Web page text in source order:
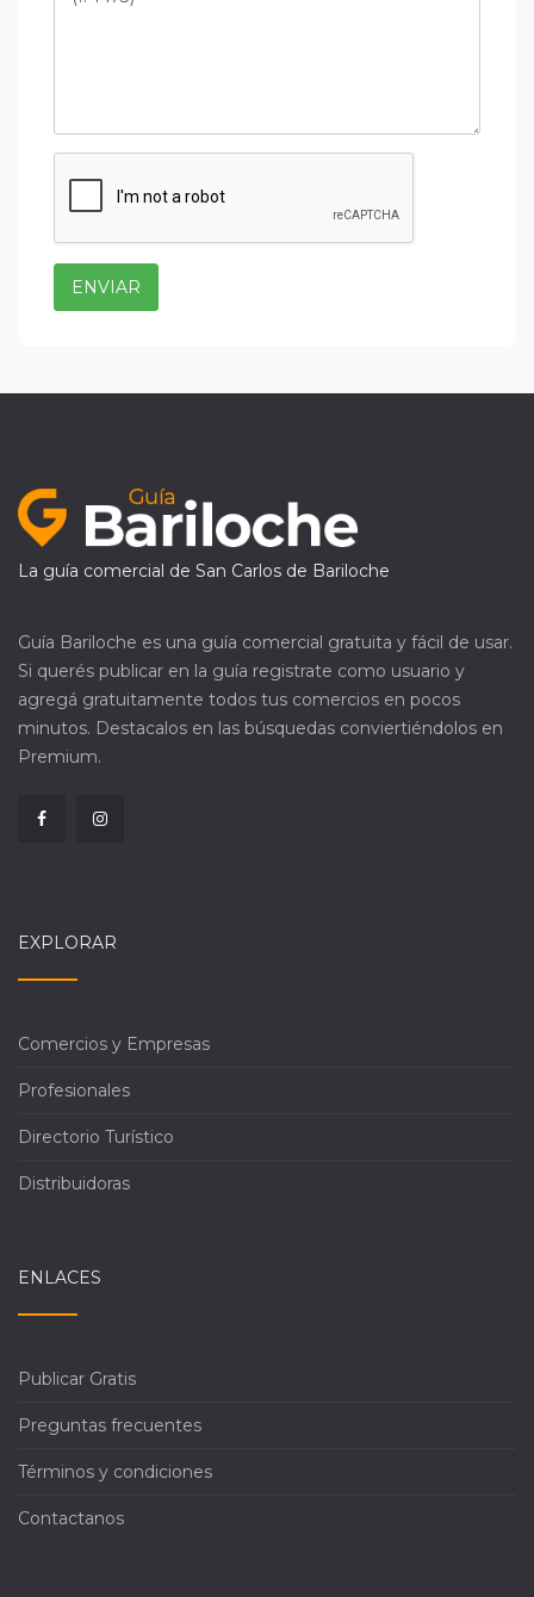
ENVIAR
La guía comercial de San Carlos de Bariloche
Guía Bariloche es una guía comercial gratuita y fácil de usar.
Si querés publicar en la guía registrate como usuario y
agregá gratuitamente todos tus comercios en pocos
minutos. Destacalos en las búsquedas conviertiéndolos en
Premium.
EXPLORAR
Comercios y Empresas
Profesionales
Directorio Turístico
Distribuidoras
ENLACES
Publicar Gratis
Preguntas frecuentes
Términos y condiciones
Contactanos